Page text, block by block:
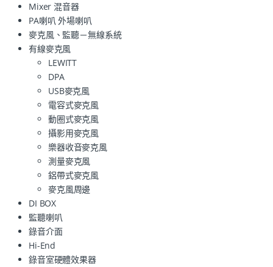
Mixer 混音器
PA喇叭 外場喇叭
麥克風、監聽－無線系統
有線麥克風
LEWITT
DPA
USB麥克風
電容式麥克風
動圈式麥克風
攝影用麥克風
樂器收音麥克風
測量麥克風
鋁帶式麥克風
麥克風周邊
DI BOX
監聽喇叭
錄音介面
Hi-End
錄音室硬體效果器